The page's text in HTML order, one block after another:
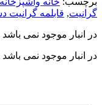
گرانیت, قابلمه گرانیت
در انبار موجود نمی باشد
در انبار موجود نمی باشد